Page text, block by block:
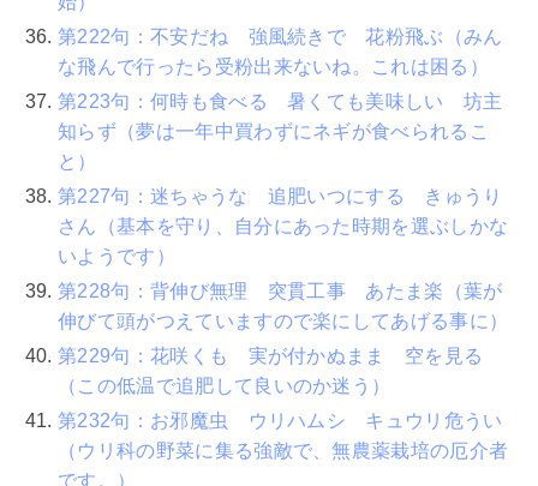
第222句：不安だね 強風続きで 花粉飛ぶ（みん
な飛んで行ったら受粉出来ないね。これは困る）
第223句：何時も食べる 暑くても美味しい 坊主
知らず（夢は一年中買わずにネギが食べられるこ
と）
第227句：迷ちゃうな 追肥いつにする きゅうり
さん（基本を守り、自分にあった時期を選ぶしかな
いようです）
第228句：背伸び無理 突貫工事 あたま楽（葉が
伸びて頭がつえていますので楽にしてあげる事に）
第229句：花咲くも 実が付かぬまま 空を見る
（この低温で追肥して良いのか迷う）
第232句：お邪魔虫 ウリハムシ キュウリ危うい
（ウリ科の野菜に集る強敵で、無農薬栽培の厄介者
です。）